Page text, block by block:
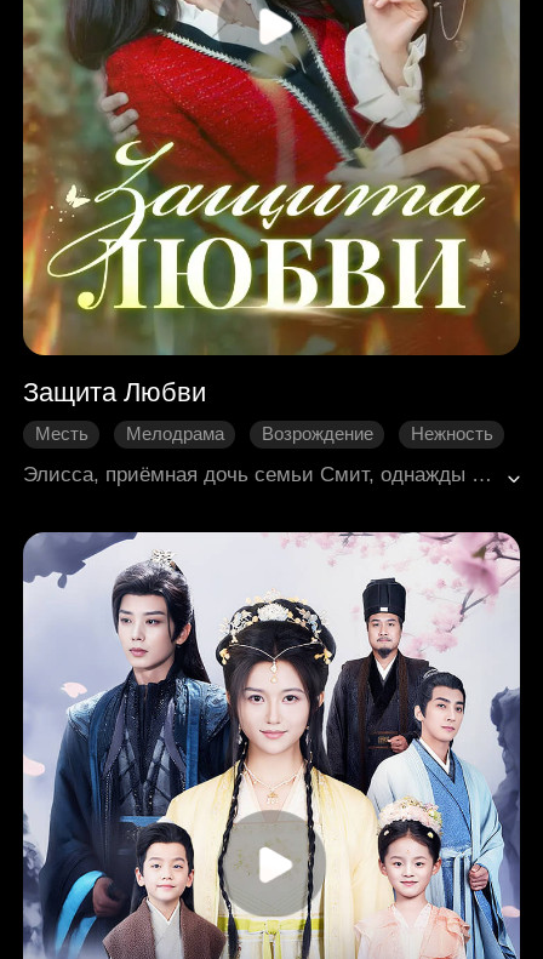
Защита Любви
Месть Мелодрама Возрождение
Нежность
Элисса, приёмная дочь семьи Смит, однажды столкнулась с предательством негодяя, перевернувшим её мир. Райлан, ее защитник, помог ей осознать сущность настоящей любви во время разрушительного пожара. Получив второй шанс на жизнь, Элисса ловко перехитрила негодяя. В то же время она от всего сердца обняла Райлана, благодарная за его неизменную защиту в прошлой жизни. С Райланом рядом Элисса успешно отомстила, предав негодяя суду. Их история любви вдохновила многих, научив ценить настоящую любовь и стремиться к счастью, даже несмотря на невзгоды. Вместе Элисса и Райлан отправились в путешествие длиною в жизнь, создав незабываемую историю любви, наполненную счастьем и благополучием.